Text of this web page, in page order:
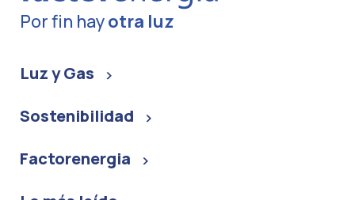
Por fin hayotra luz
Luz y Gas
Sostenibilidad
Factorenergia